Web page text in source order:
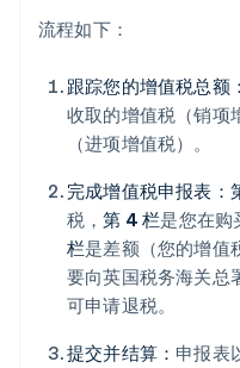
流程如下：
跟踪您的增值税总额：
收取的增值税（销项
（进项增值税）。
完成增值税申报表：
税，第 4 栏是您在购
栏是差额（您的增值
要向英国税务海关总
可申请退税。
提交并结算： 申报表